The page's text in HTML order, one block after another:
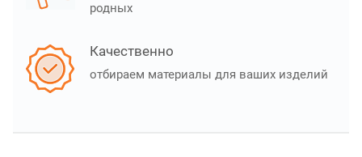
родных
Качественно
отбираем материалы для ваших изделий